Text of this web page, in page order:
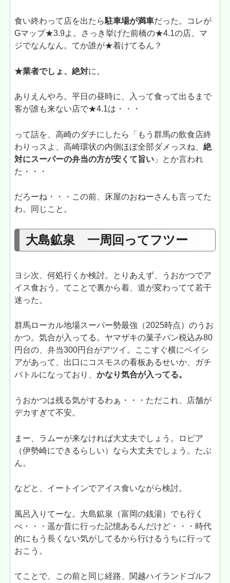
食い終わって店を出たら駐車場が満車だった。コレが
Gマップ★3.9よ。さっき挙げた前橋の★4.1の店、マ
ジでなんなん。てか誰が★着けてるん？
★業者でしょ、絶対に。
ありえんやろ。平日の昼時に、入って食って出るまで
客が誰も来ない店で★4.1は・・・
って話を、高崎のダチにしたら「もう群馬の飲食店終
わりっスよ、高崎環状の内側ほぼ全部ダメっスね、絶
対にスーパーの弁当の方が安くて旨い 」とか言われ
た・・・
だろーね・・・この前、床屋のおねーさんも言ってた
わ。同じこと。
大島鉱泉 一周回ってフツー
ヨシ次、何処行くか検討。とりあえず、うおかつでア
イス食おう。てことで裏から着、道が変わってて若干
迷った。
群馬ローカル地場スーパー勢最強（2025時点）のうお
かつ。気合が入ってる。ヤマザキの菓子パン税込み80
円台の、弁当300円台がアツイ。ここすぐ横にベイシ
アがあって、出口にコスモスの看板あるせいか、ガチ
バトルになっており、かなり気合が入ってる。
うおかつは残る気がするわぁ・・・ただこれ、店舗が
デカすぎて不安。
まー、ラムーが来なければ大丈夫でしょう。ロピア
（伊勢崎にできるらしい）なら大丈夫でしょう。たぶ
ん。
などと、イートインでアイス食いながら検討。
風呂入りてーな。大島鉱泉（富岡の銭湯）でも行く
べ・・・遥か昔に行った記憶あるんだけど・・・時代
的にもう長くない気がしてるから行けるうちに行って
おこう。
てことで、この前と同じ経路、関越ハイランドゴルフ